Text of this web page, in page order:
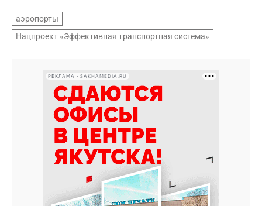
аэропорты
Нацпроект «Эффективная транспортная система»
РЕКЛАМА • SAKHAMEDIA.RU